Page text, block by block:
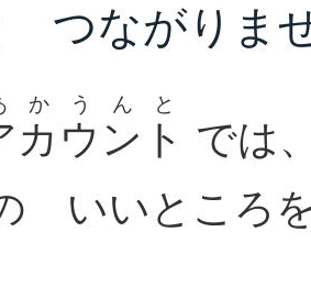
つながりま
カウント
かうんと
で
いいところ